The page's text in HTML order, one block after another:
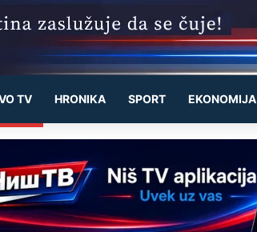
TV HRONIKA SPORT EKONOMIJA